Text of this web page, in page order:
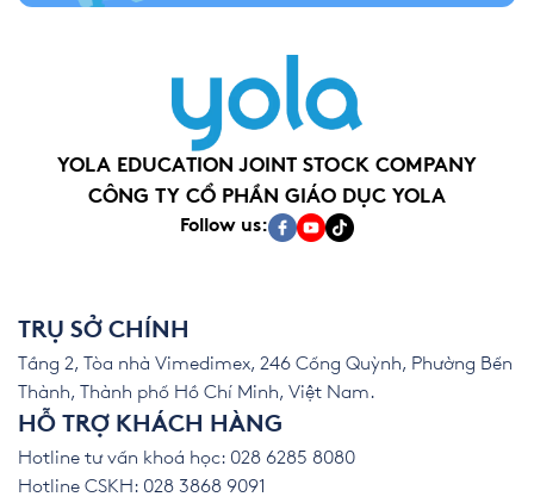
YOLA EDUCATION JOINT STOCK COMPANY
CÔNG TY CỔ PHẦN GIÁO DỤC YOLA
Follow us:
TRỤ SỞ CHÍNH
Tầng 2, Tòa nhà Vimedimex, 246 Cống Quỳnh, Phường Bến
Thành, Thành phố Hồ Chí Minh, Việt Nam.
HỖ TRỢ KHÁCH HÀNG
Hotline tư vấn khoá học: 028 6285 8080
Hotline CSKH: 028 3868 9091